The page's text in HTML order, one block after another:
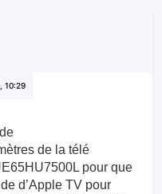
10:29
de la télé
pour que
d’Apple TV pour